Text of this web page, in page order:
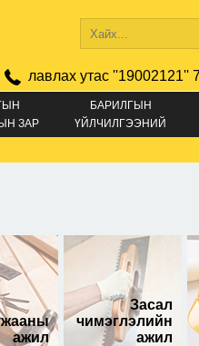
лавлах утас ''19002121''
ЗАР
БАРИЛГЫН
ҮЙЛЧИЛГЭЭНИЙ
ажил
Засал
чимэглэлийн
ажил